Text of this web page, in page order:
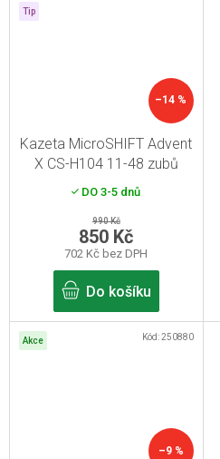
Tip
–14 %
Kazeta MicroSHIFT Advent
X CS-H104 11-48 zubů
DO 3-5 dnů
990 Kč
702 Kč bez DPH
850 Kč
Do košíku
Akce
–9 %
Kód:250880